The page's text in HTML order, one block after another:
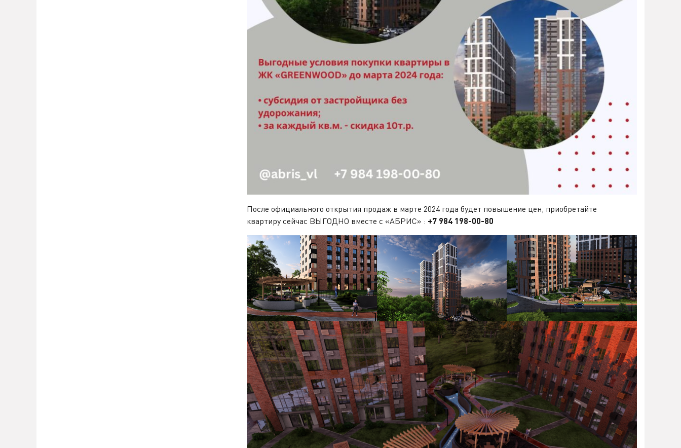
После официального открытия продаж в марте 2024 года будет повышение цен, приобретайте
квартиру сейчас ВЫГОДНО вместе с «АБРИС» : +7 984 198-00-80